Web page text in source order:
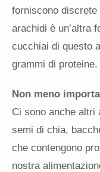
forniscono
arachidi è un’altra
cucchiai di questo
grammi di proteine.
Non meno
Ci sono anche altri
semi di chia,
che contengono
nostra